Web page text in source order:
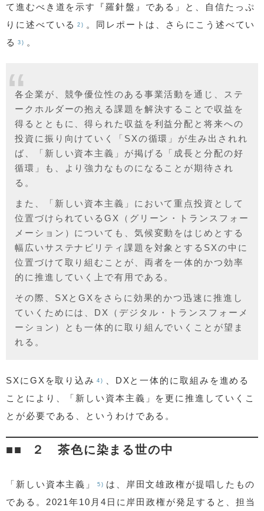
て進むべき道を示す『羅針盤』である」と、自信たっぷ
りに述べている
2)
。同レポートは、さらにこう述べてい
る
3) 。
各企業が、競争優位性のある事業活動を通じ、ステ
ークホルダーの抱える課題を解決することで収益を
得るとともに、得られた収益を利益分配と将来への
投資に振り向けていく「SXの循環」が生み出されれ
ば、「新しい資本主義」が掲げる「成長と分配の好
循環」も、より強力なものになることが期待され
る。
また、「新しい資本主義」において重点投資として
位置づけられているGX（グリーン・トランスフォー
メーション）についても、気候変動をはじめとする
幅広いサステナビリティ課題を対象とするSXの中に
位置づけて取り組むことが、両者を一体的かつ効率
的に推進していく上で有用である。
その際、SXとGXをさらに効果的かつ迅速に推進し
ていくためには、DX（デジタル・トランスフォーメ
ーション）とも一体的に取り組んでいくことが望ま
れる。
SXにGXを取り込み 4)
、DXと一体的に取組みを進める
ことにより、「新しい資本主義」を更に推進していくこ
とが必要である、というわけである。
２ 茶色に染まる世の中
「新しい資本主義」 5) は、岸田文雄政権が提唱したもの
である。2021年10月4日に岸田政権が発足すると、担当